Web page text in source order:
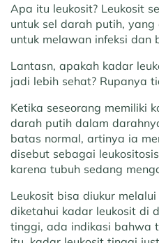
Apa itu leukosit? Leukosit
untuk sel darah putih,
untuk melawan infeksi dan
Lantasn, apakah kadar
jadi lebih sehat? Rupanya
Ketika seseorang memiliki
darah putih dalam
batas normal, artinya ia
disebut sebagai
karena tubuh sedang
Leukosit bisa diukur
diketahui kadar leukosit di
tinggi, ada indikasi bahwa